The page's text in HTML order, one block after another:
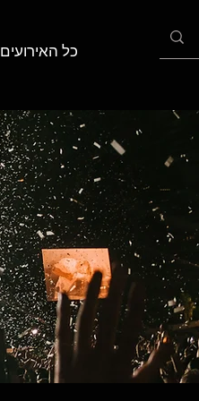
כל האירועים